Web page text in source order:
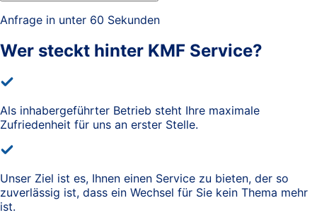
Anfrage in unter 60 Sekunden
Wer steckt hinter KMF Service?
Als inhabergeführter Betrieb steht Ihre maximale
Zufriedenheit für uns an erster Stelle.
Unser Ziel ist es, Ihnen einen Service zu bieten, der so
zuverlässig ist, dass ein Wechsel für Sie kein Thema mehr
ist.